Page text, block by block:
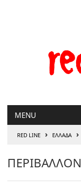
MENU
RED LINE › ΕΛΛΑΔΑ ›
ΠΕΡΙΒΑΛΛΟΝ